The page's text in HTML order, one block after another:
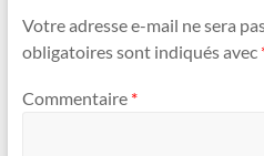
Votre adresse e-mail ne sera
obligatoires sont indiqués avec
Commentaire *